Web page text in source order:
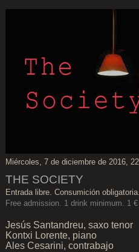
Miércoles, 7 de diciembre de 2016,
THE SOCIETY
Entrada libre. Consumición
Free admission. 1 drink minimum. 1
Jesús Santandreu, saxo tenor
Kontxi Lorente, piano
Ales Cesarini, contrabajo